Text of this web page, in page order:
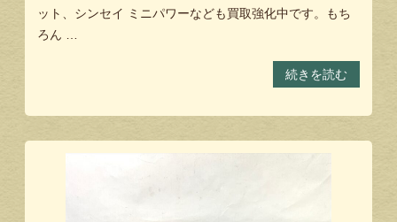
ット、シンセイ ミニパワーなども買取強化中です。もち
ろん …
続きを読む